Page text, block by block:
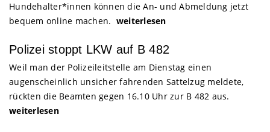
Hundehalter*innen können die An- und Abmeldung jetzt
bequem online machen. weiterlesen
Polizei stoppt LKW auf B 482
Weil man der Polizeileitstelle am Dienstag einen
augenscheinlich unsicher fahrenden Sattelzug meldete,
rückten die Beamten gegen 16.10 Uhr zur B 482 aus.
weiterlesen